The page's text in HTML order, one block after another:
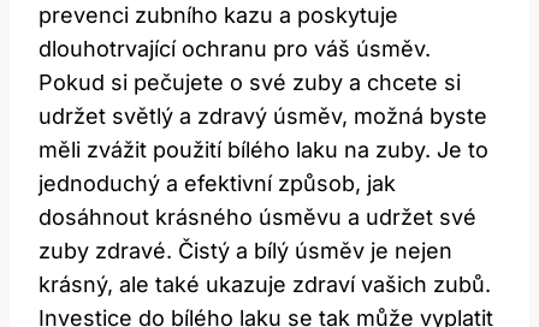
prevenci zubního⁢ kazu a‍ poskytuje
⁤dlouhotrvající ochranu pro váš ⁣úsměv.
Pokud si pečujete o své zuby a chcete‍ si
udržet světlý a zdravý​ úsměv, možná byste
měli zvážit⁢ použití bílého laku na zuby. Je to
jednoduchý a efektivní způsob, jak‍
dosáhnout krásného úsměvu ⁣a udržet své
zuby zdravé. Čistý ⁤a bílý úsměv je nejen
krásný, ale také⁢ ukazuje zdraví vašich zubů.
Investice do bílého laku se tak může vyplatit